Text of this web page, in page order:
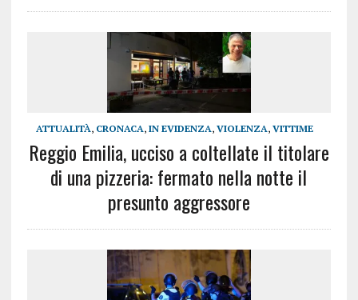
ATTUALITÀ, CRONACA,IN EVIDENZA,VIOLENZA,VITTIME
Reggio Emilia, ucciso a coltellate il titolare
di una pizzeria: fermato nella notte il
presunto aggressore